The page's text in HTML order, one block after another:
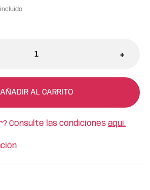
+
AÑADIR AL CARRITO
Consulte las condiciones aquí.